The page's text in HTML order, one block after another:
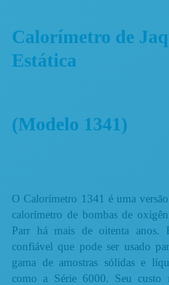
Calorímetro de
Estática
(Modelo 1341)
O Calorímetro 1341 é uma
calorímetro de bombas de
Parr há mais de oitenta anos.
confiável que pode ser usado
gama de amostras sólidas e
como a Série 6000. Seu custo